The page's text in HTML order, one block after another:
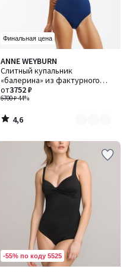
Финальная цена
ANNE WEYBURN
Слитный купальник
«балерина» из фактурного
трикотажа пике
6700 ₽-44%
от3752 ₽
4,6
/ 5
Количество
цветов:
2
4,6
/
-55% по коду 5525